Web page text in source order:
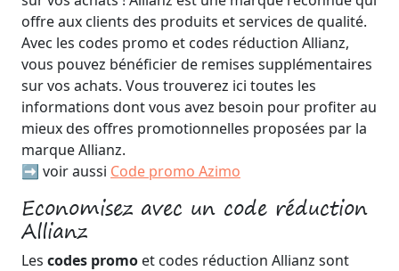
offre aux clients des produits et services de qualité.
Avec les codes promo et codes réduction Allianz,
vous pouvez bénéficier de remises supplémentaires
sur vos achats. Vous trouverez ici toutes les
informations dont vous avez besoin pour profiter au
mieux des offres promotionnelles proposées par la
marque Allianz.
➡️ voir aussi Code promo Azimo
Economisez avec un code réduction
Allianz
Les codes promo et codes réduction Allianz sont